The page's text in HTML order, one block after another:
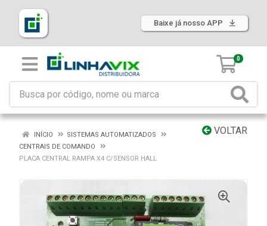
Baixe já nosso APP
0
VOLTAR
INÍCIO
SISTEMAS AUTOMATIZADOS
CENTRAIS DE COMANDO
PLACA CENTRAL RAMPA X4 C/SENSOR HALL